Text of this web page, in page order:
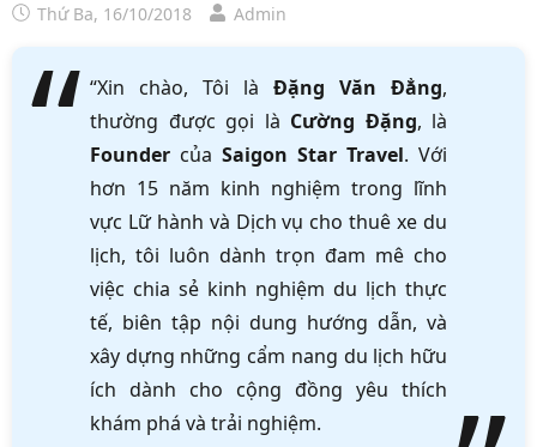
Thứ Ba, 16/10/2018 Admin
“Xin chào, Tôi là Đặng Văn Đẳng,
thường được gọi là Cường Đặng, là
Founder của Saigon Star Travel. Với
hơn 15 năm kinh nghiệm trong lĩnh
vực Lữ hành và Dịch vụ cho thuê xe du
lịch, tôi luôn dành trọn đam mê cho
việc chia sẻ kinh nghiệm du lịch thực
tế, biên tập nội dung hướng dẫn, và
xây dựng những cẩm nang du lịch hữu
ích dành cho cộng đồng yêu thích
khám phá và trải nghiệm.